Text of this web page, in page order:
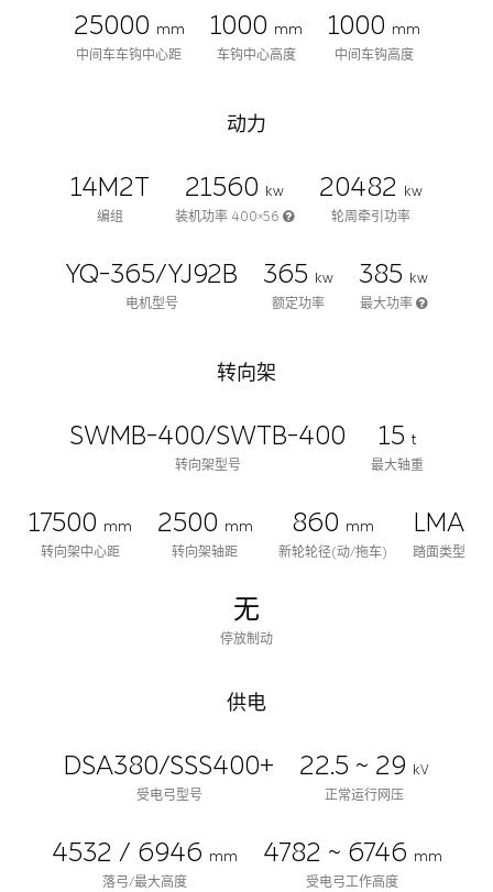
25000 mm
中间车车钩中心距
1000 mm
车钩中心高度
1000 mm
中间车钩高度
动力
14M2T
编组
21560
kw
装机功率 400×56
20482
kw
轮周牵引功率
YQ-365/YJ92B
电机型号
365
kw
额定功率
385
kw
最大功率
转向架
SWMB-400/SWTB-400
转向架型号
15 t
最大轴重
17500 mm
转向架中心距
2500 mm
转向架轴距
860 mm
新轮轮径(动/拖车)
LMA
踏面类型
无
停放制动
供电
DSA380/SSS400+
受电弓型号
22.5 ~ 29
kV
正常运行网压
4532 / 6946 mm
落弓/最大高度
4782 ~ 6746 mm
受电弓工作高度